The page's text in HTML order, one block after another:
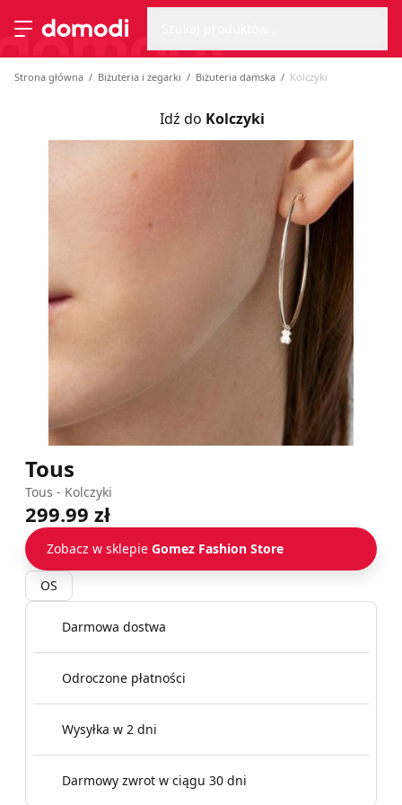
Przełącz menu
Strona główna
Strona główna Biżuteria i zegarki Biżuteria damska Kolczyki
Idź do Kolczyki
Tous
Tous - Kolczyki
299.99 zł
Zobacz w sklepie Gomez Fashion Store
OS
Darmowa dostwa
Odroczone płatności
Wysyłka w 2 dni
Darmowy zwrot w ciągu 30 dni